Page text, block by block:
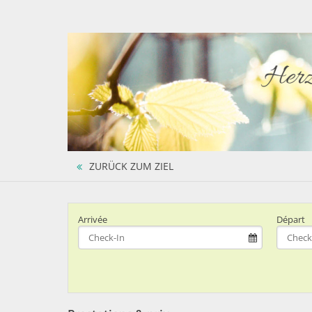
ZURÜCK ZUM ZIEL
Arrivée Départ